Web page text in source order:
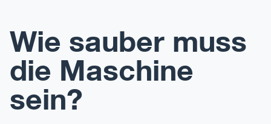
Wie sauber muss
die Maschine
sein?